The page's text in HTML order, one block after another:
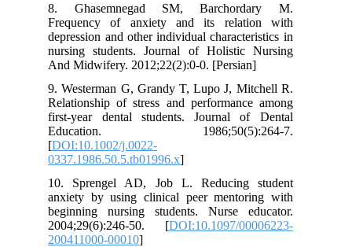
8. Ghasemnegad SM, Barchordary M.
Frequency of anxiety and its relation with
depression and other individual‎ characteristics in
nursing students. Journal of Holistic Nursing
And Midwifery. 2012;22(2):0-0. [Persian]
9. Westerman G, Grandy T, Lupo J, Mitchell R.
Relationship of stress and performance among
first‐year dental students. Journal of Dental
Education. 1986;50(5):264-7.
[DOI:10.1002/j.0022-
0337.1986.50.5.tb01996.x
10. Sprengel AD, Job L. Reducing student
anxiety by using clinical peer mentoring with
beginning nursing students. Nurse educator.
2004;29(6):246-50. [DOI:10.1097/00006223-
200411000-00010